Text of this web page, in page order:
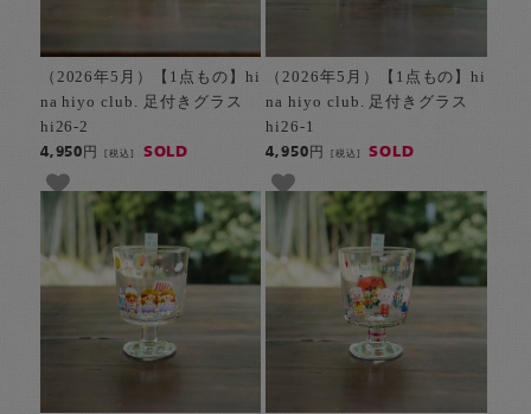
（2026年5月）【1点もの】hi
na hiyo club. 足付きグラス
hi26-2
4,950円[税込] SOLD
（2026年5月）【1点もの】hi
na hiyo club. 足付きグラス
hi26-1
4,950円 [税込] SOLD